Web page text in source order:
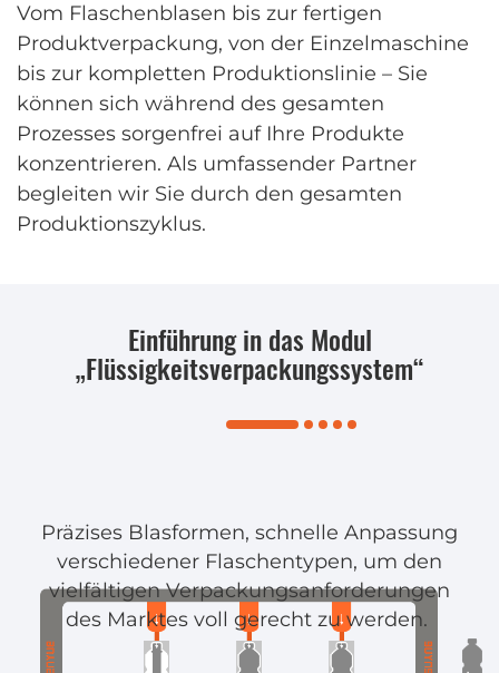
Vom Flaschenblasen bis zur fertigen
Produktverpackung, von der Einzelmaschine
bis zur kompletten Produktionslinie – Sie
können sich während des gesamten
Prozesses sorgenfrei auf Ihre Produkte
konzentrieren. Als umfassender Partner
begleiten wir Sie durch den gesamten
Produktionszyklus.
Einführung in das Modul
„Flüssigkeitsverpackungssystem“
Präzises Blasformen, schnelle Anpassung
verschiedener Flaschentypen, um den
vielfältigen Verpackungsanforderungen
des Marktes voll gerecht zu werden. ​